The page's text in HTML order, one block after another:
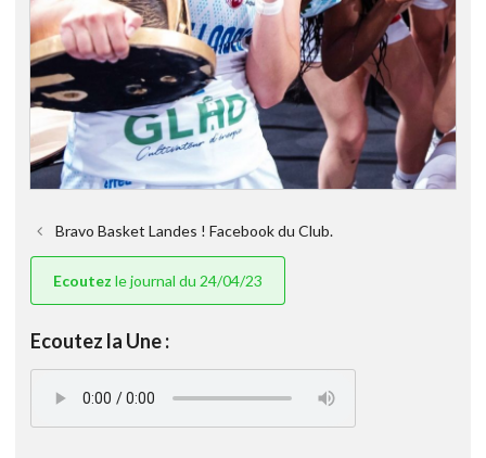
Bravo Basket Landes ! Facebook du Club.
Ecoutez le journal du 24/04/23
Ecoutez la Une :